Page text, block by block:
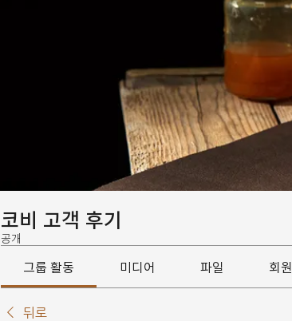
코비 고객 후기
공개
그룹 활동 미디어 파일 회원
뒤로